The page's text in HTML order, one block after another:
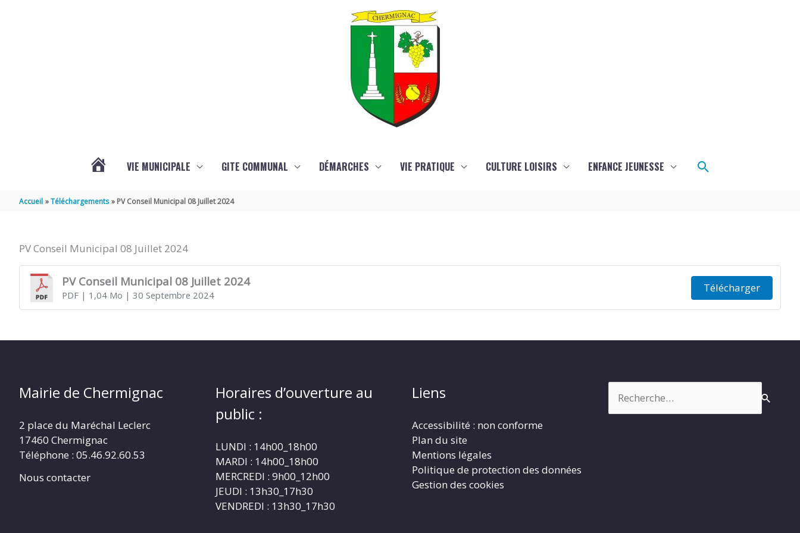
CHERMIGNAC
(17460)
VIE MUNICIPALE GITE COMMUNAL DÉMARCHES VIE PRATIQUE CULTURE LOISIRS ENFANCE JEUNESSE Rechercher
Accueil Téléchargements PV Conseil Municipal 08 Juillet 2024
PV Conseil Municipal 08 Juillet 2024
PV Conseil Municipal 08 Juillet 2024
PDF| 1,04 Mo | 30 Septembre 2024
Télécharger
Mairie de Chermignac
2 place du Maréchal Leclerc
17460 Chermignac
Téléphone : 05.46.92.60.53
Nous contacter
Horaires d’ouverture au
public :
LUNDI : 14h00_18h00
MARDI : 14h00_18h00
MERCREDI : 9h00_12h00
JEUDI : 13h30_17h30
VENDREDI : 13h30_17h30
Liens
Accessibilité : non conforme
Plan du site
Mentions légales
Politique de protection des données
Gestion des cookies